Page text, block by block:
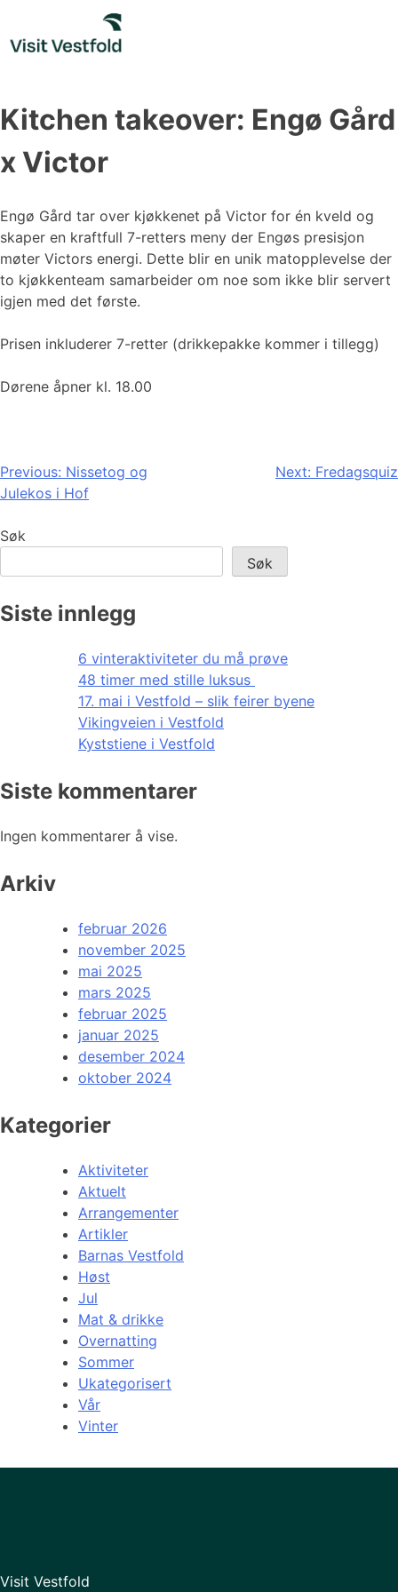
content
Kitchen takeover: Engø Gård
x Victor
Engø Gård tar over kjøkkenet på Victor for én kveld og
skaper en kraftfull 7-retters meny der Engøs presisjon
møter Victors energi. Dette blir en unik matopplevelse der
to kjøkkenteam samarbeider om noe som ikke blir servert
igjen med det første.
Prisen inkluderer 7-retter (drikkepakke kommer i tillegg)
Dørene åpner kl. 18.00
Innleggsnavigasjon
Previous: Nissetog og
Julekos i Hof
Next: Fredagsquiz
Søk
Søk
Siste innlegg
6 vinteraktiviteter du må prøve
48 timer med stille luksus
17. mai i Vestfold – slik feirer byene
Vikingveien i Vestfold
Kyststiene i Vestfold
Siste kommentarer
Ingen kommentarer å vise.
Arkiv
februar 2026
november 2025
mai 2025
mars 2025
februar 2025
januar 2025
desember 2024
oktober 2024
Kategorier
Aktiviteter
Aktuelt
Arrangementer
Artikler
Barnas Vestfold
Høst
Jul
Mat & drikke
Overnatting
Sommer
Ukategorisert
Vår
Vinter
Visit Vestfold